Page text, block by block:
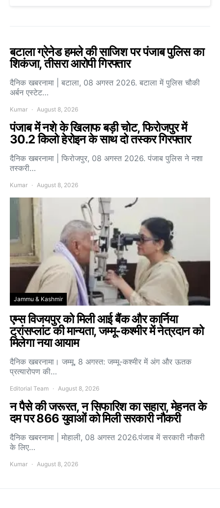
बटाला ग्रेनेड हमले की साजिश पर पंजाब पुलिस का
शिकंजा, तीसरा आरोपी गिरफ्तार
दैनिक खबरनामा | बटाला, 08 अगस्त 2026. बटाला में पुलिस चौकी
अर्बन एस्टेट…
Kumar August 8, 2026
पंजाब में नशे के खिलाफ बड़ी चोट, फिरोजपुर में
30.2 किलो हेरोइन के साथ दो तस्कर गिरफ्तार
दैनिक खबरनामा | फिरोजपुर, 08 अगस्त 2026. पंजाब पुलिस ने नशा
तस्करी…
Kumar August 8, 2026
Jammu & Kashmir
एम्स विजयपुर को मिली आई बैंक और कार्निया
ट्रांसप्लांट की मान्यता, जम्मू-कश्मीर में नेत्रदान को
मिलेगा नया आयाम
दैनिक खबरनामा। जम्मू, 8 अगस्त: जम्मू-कश्मीर में अंग और ऊतक
प्रत्यारोपण की…
Editorial Team August 8, 2026
न पैसे की जरूरत, न सिफारिश का सहारा, मेहनत के
दम पर 866 युवाओं को मिली सरकारी नौकरी
दैनिक खबरनामा | मोहाली, 08 अगस्त 2026.पंजाब में सरकारी नौकरी
के लिए…
Kumar August 8, 2026